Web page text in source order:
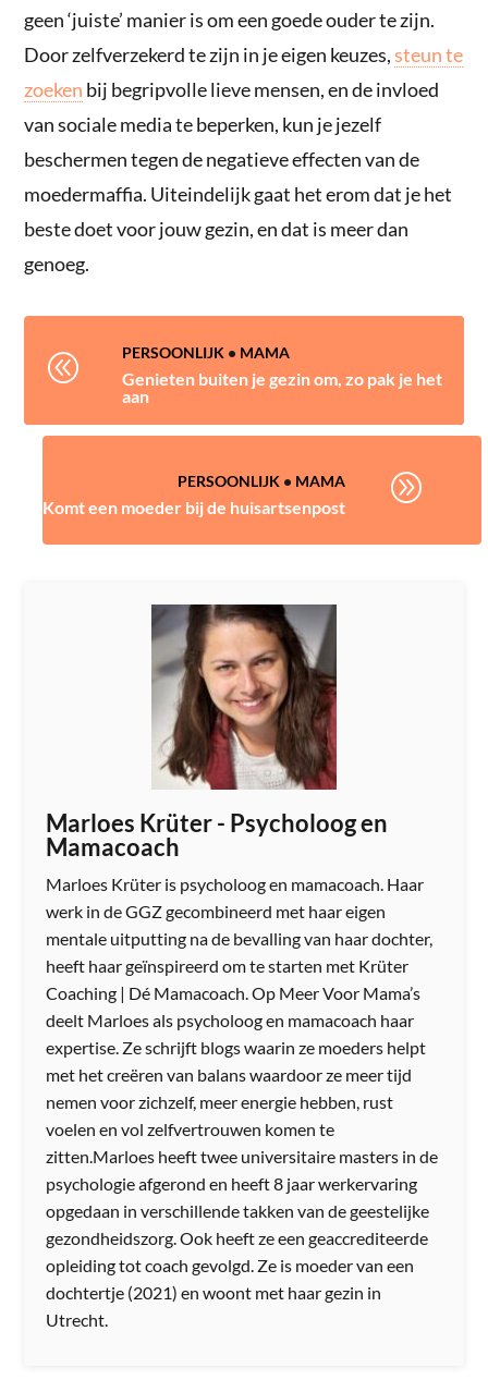
geen ‘juiste’ manier is om een goede ouder te zijn.
Door zelfverzekerd te zijn in je eigen keuzes,steun te
zoeken bij begripvolle lieve mensen, en de invloed
van sociale media te beperken, kun je jezelf
beschermen tegen de negatieve effecten van de
moedermaffia. Uiteindelijk gaat het erom dat je het
beste doet voor jouw gezin, en dat is meer dan
genoeg.
@ PERSOONLIJK • MAMA
Genieten buiten je gezin om, zo pak je het
aan
PERSOONLIJK• MAMA
Komt een moeder bij de huisartsenpost
A
Marloes Krüter - Psycholoog en
Mamacoach
Marloes Krüter is psycholoog en mamacoach. Haar
werk in de GGZ gecombineerd met haar eigen
mentale uitputting na de bevalling van haar dochter,
heeft haar geïnspireerd om te starten met Krüter
Coaching | Dé Mamacoach. Op Meer Voor Mama’s
deelt Marloes als psycholoog en mamacoach haar
expertise. Ze schrijft blogs waarin ze moeders helpt
met het creëren van balans waardoor ze meer tijd
nemen voor zichzelf, meer energie hebben, rust
voelen en vol zelfvertrouwen komen te
zitten.Marloes heeft twee universitaire masters in de
psychologie afgerond en heeft 8 jaar werkervaring
opgedaan in verschillende takken van de geestelijke
gezondheidszorg. Ook heeft ze een geaccrediteerde
opleiding tot coach gevolgd. Ze is moeder van een
dochtertje (2021) en woont met haar gezin in
Utrecht.